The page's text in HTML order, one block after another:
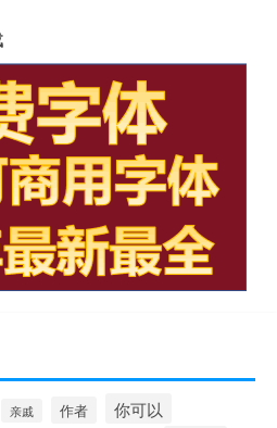
亲戚 作者 你可以